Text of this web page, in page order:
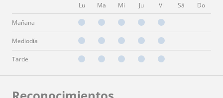
Lu Ma Mi Ju Vi Sá Do
Mañana
Mediodía
Tarde